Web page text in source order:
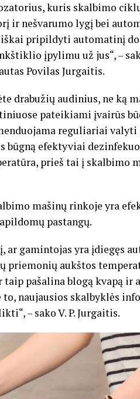
kuris skalbimo
ir nešvarumo lygį bei
pripildyti automatinį
įpylimu už jus“, –
Povilas Jurgaitis.
drabužių audinius, ne ką
pateikiami įvairūs
reguliariai valyti
būgną efektyviai
prieš tai į skalbimo
mašinų rinkoje yra
pastangų.
ar gamintojas yra įdiegęs
priemonių aukštos
pašalina blogą kvapą ir
naujausios skalbyklės
– sako V. P. Jurgaitis.